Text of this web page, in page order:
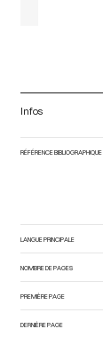
Infos
RÉFÉRENCE BIBLIOGRAPHIQUE
LANGUE PRINCIPALE
NOMBRE DE PAGES
PREMIÈRE PAGE
DERNIÈRE PAGE